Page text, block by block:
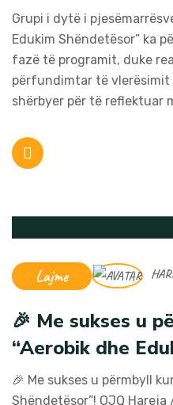
Grupi i dytë i
Edukim Shëndetësor” ka
fazë të programit, duke
përfundimtar të vlerësimit
shërbyer për të reflektuar
Lajme
🎉 Me sukses u
“Aerobik dhe
🎉 Me sukses u përmbyll
Shëndetësor”! OJQ